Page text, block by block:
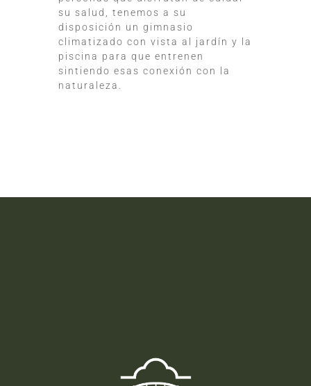
su salud, tenemos a su
disposición un gimnasio
climatizado con vista al jardín y la
piscina para que entrenen
sintiendo esas conexión con la
naturaleza.